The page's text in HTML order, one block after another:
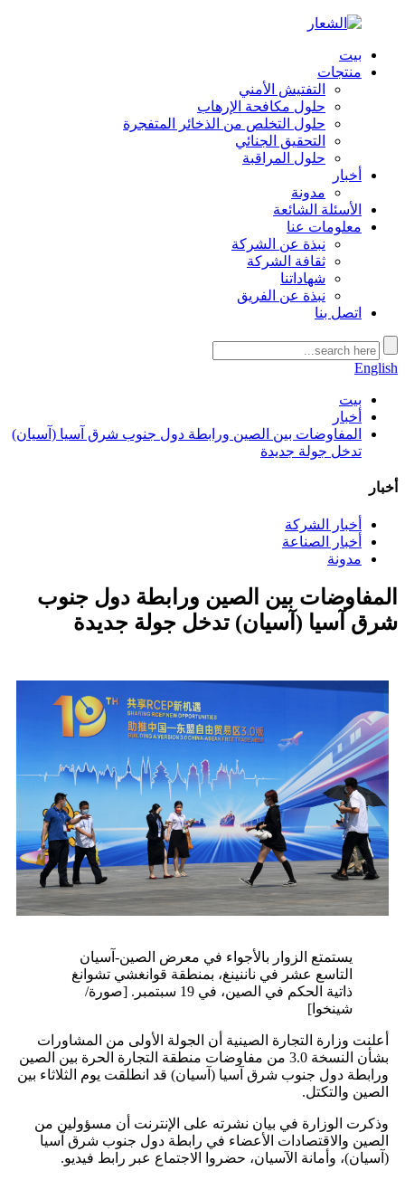
بيت
منتجات
التفتيش الأمني
حلول مكافحة الإرهاب
حلول التخلص من الذخائر المتفجرة
التحقيق الجنائي
حلول المراقبة
أخبار
مدونة
الأسئلة الشائعة
معلومات عنا
نبذة عن الشركة
ثقافة الشركة
شهاداتنا
نبذة عن الفريق
اتصل بنا
English
بيت
أخبار
المفاوضات بين الصين ورابطة دول جنوب شرق آسيا (آسيان)
تدخل جولة جديدة
أخبار
أخبار الشركة
أخبار الصناعة
مدونة
المفاوضات بين الصين ورابطة دول جنوب
شرق آسيا (آسيان) تدخل جولة جديدة
يستمتع الزوار بالأجواء في معرض الصين-آسيان
التاسع عشر في ناننينغ، بمنطقة قوانغشي تشوانغ
ذاتية الحكم في الصين، في 19 سبتمبر. [صورة/
شينخوا]
أعلنت وزارة التجارة الصينية أن الجولة الأولى من المشاورات
بشأن النسخة 3.0 من مفاوضات منطقة التجارة الحرة بين الصين
ورابطة دول جنوب شرق آسيا (آسيان) قد انطلقت يوم الثلاثاء بين
الصين والتكتل.
وذكرت الوزارة في بيان نشرته على الإنترنت أن مسؤولين من
الصين والاقتصادات الأعضاء في رابطة دول جنوب شرق آسيا
(آسيان)، وأمانة الآسيان، حضروا الاجتماع عبر رابط فيديو.